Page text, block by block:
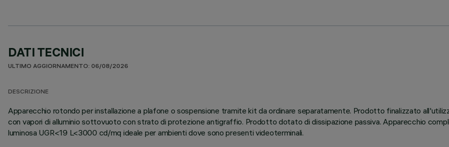
DATI TECNICI
ULTIMO AGGIORNAMENTO: 06/08/2026
DESCRIZIONE
Apparecchio rotondo per installazione a plafone o sospensione tramite kit da ordinare separatamente. Prodotto finalizzato
con vapori di alluminio sottovuoto con strato di protezione antigraffio. Prodotto dotato di dissipazione passiva. Apparecchio
luminosa UGR<19 L<3000 cd/mq ideale per ambienti dove sono presenti videoterminali.